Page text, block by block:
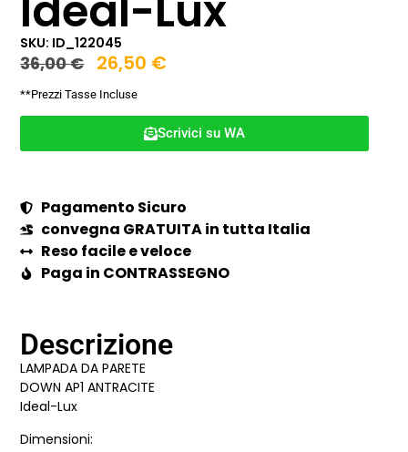
SKU: ID_122045
36,00€ 26,50 €
**Prezzi Tasse Incluse
Scrivici su WA
Pagamento Sicuro
convegna GRATUITA in tutta Italia
Reso facile e veloce
Paga in CONTRASSEGNO
Descrizione
LAMPADA DA PARETE
DOWN AP1 ANTRACITE
Ideal-Lux
Dimensioni: